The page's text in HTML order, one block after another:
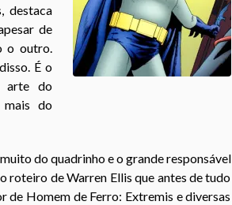
destaca
de
o outro.
É o
arte do
mais do
do quadrinho e o grande responsável
roteiro de Warren Ellis que antes de tudo
de Homem de Ferro: Extremis e diversas